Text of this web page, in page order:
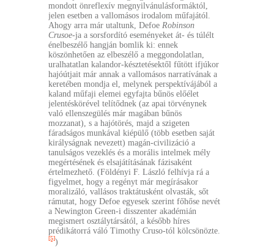
mondott önreflexív megnyilvánulásformáktól,
jelen esetben a vallomásos irodalom műfajától.
Ahogy arra már utaltunk, Defoe Robinson
Crusoe-ja a sorsfordító eseményeket át- és túlélt
énelbeszélő hangján bomlik ki: ennek
köszönhetően az elbeszélő a meggondolatlan,
uralhatatlan kalandor-késztetésektől fűtött ifjúkor
hajóútjait már annak a vallomásos narratívának a
keretében mondja el, melynek perspektívájából a
kaland műfaji elemei egyfajta bűnös előélet
jelentéskörével telítődnek (az apai törvénynek
való ellenszegülés már magában bűnös
mozzanat), s a hajótörés, majd a szigeten
fáradságos munkával kiépülő (több esetben saját
királyságnak nevezett) magán-civilizáció a
tanulságos vezeklés és a morális intelmek mély
megértésének és elsajátításának fázisaként
értelmezhető. (Földényi F. László felhívja rá a
figyelmet, hogy a regényt már megírásakor
moralizáló, vallásos traktátusként olvasták, sőt
rámutat, hogy Defoe egyesek szerint főhőse nevét
a Newington Green-i disszenter akadémián
megismert osztálytársától, a később híres
prédikátorrá váló Timothy Cruso-tól kölcsönözte.
[5])